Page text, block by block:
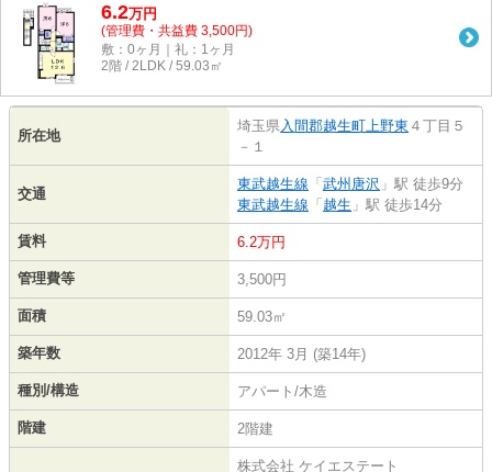
6.2万円
(管理費・共益費 3,500円)
敷：0ヶ月｜礼：1ヶ月
2階 / 2LDK / 59.03㎡
所在地
埼玉県入間郡越生町上野東 ４丁目５
－１
交通
東武越生線 「 武州唐沢 」駅 徒歩9分
東武越生線 「 越生 」駅 徒歩14分
賃料 6.2万円
管理費等 3,500円
面積 59.03㎡
築年数 2012年 3月 (築14年)
種別/構造 アパート/木造
階建 2階建
株式会社 ケイエステート